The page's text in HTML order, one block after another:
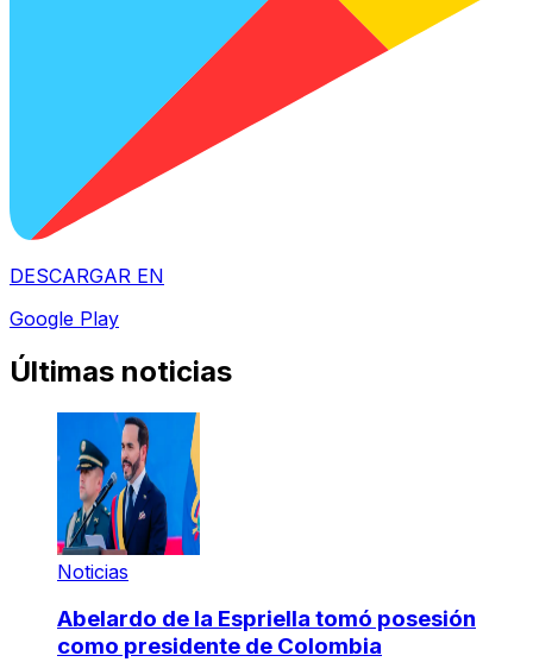
DESCARGAR EN
Google Play
Últimas noticias
Noticias
Abelardo de la Espriella tomó posesión
como presidente de Colombia